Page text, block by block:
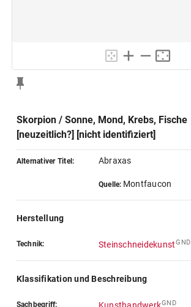
Skorpion / Sonne, Mond, Krebs, Fische
[neuzeitlich?] [nicht identifiziert]
Alternativer Titel: Abraxas
Quelle: Montfaucon
Herstellung
Technik: SteinschneidekunstGND
Klassifikation und Beschreibung
Sachbegriff: GND